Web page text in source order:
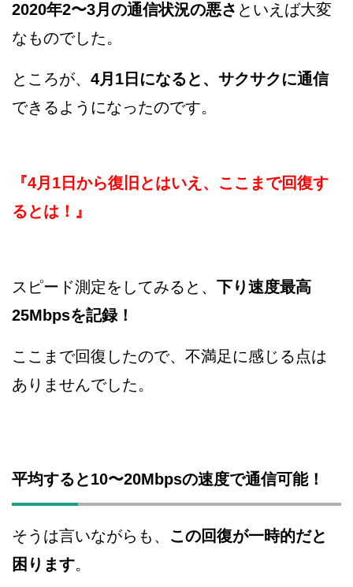
2020年2〜3月の通信状況の悪さ といえば大変
なものでした。
ところが、 4月1日になると、サクサクに通信
できるようになったのです。
『4月1日から復旧とはいえ、ここまで回復す
るとは！』
スピード測定をしてみると、 下り速度最高
25Mbpsを記録！
ここまで回復したので、不満足に感じる点は
ありませんでした。
平均すると10〜20Mbpsの速度で通信可能！
そうは言いながらも、 この回復が一時的だと
困ります。